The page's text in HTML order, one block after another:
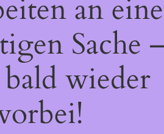
an
Sache
bald wieder